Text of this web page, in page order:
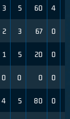
3 5 60 4
2 3 67 0
1 5 20 0
0 0 0 0
4 5 80 0